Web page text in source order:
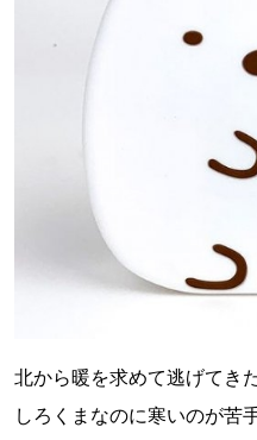
北から暖を求めて逃げてき
しろくまなのに寒いのが苦